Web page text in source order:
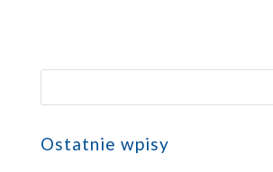
Ostatnie wpisy